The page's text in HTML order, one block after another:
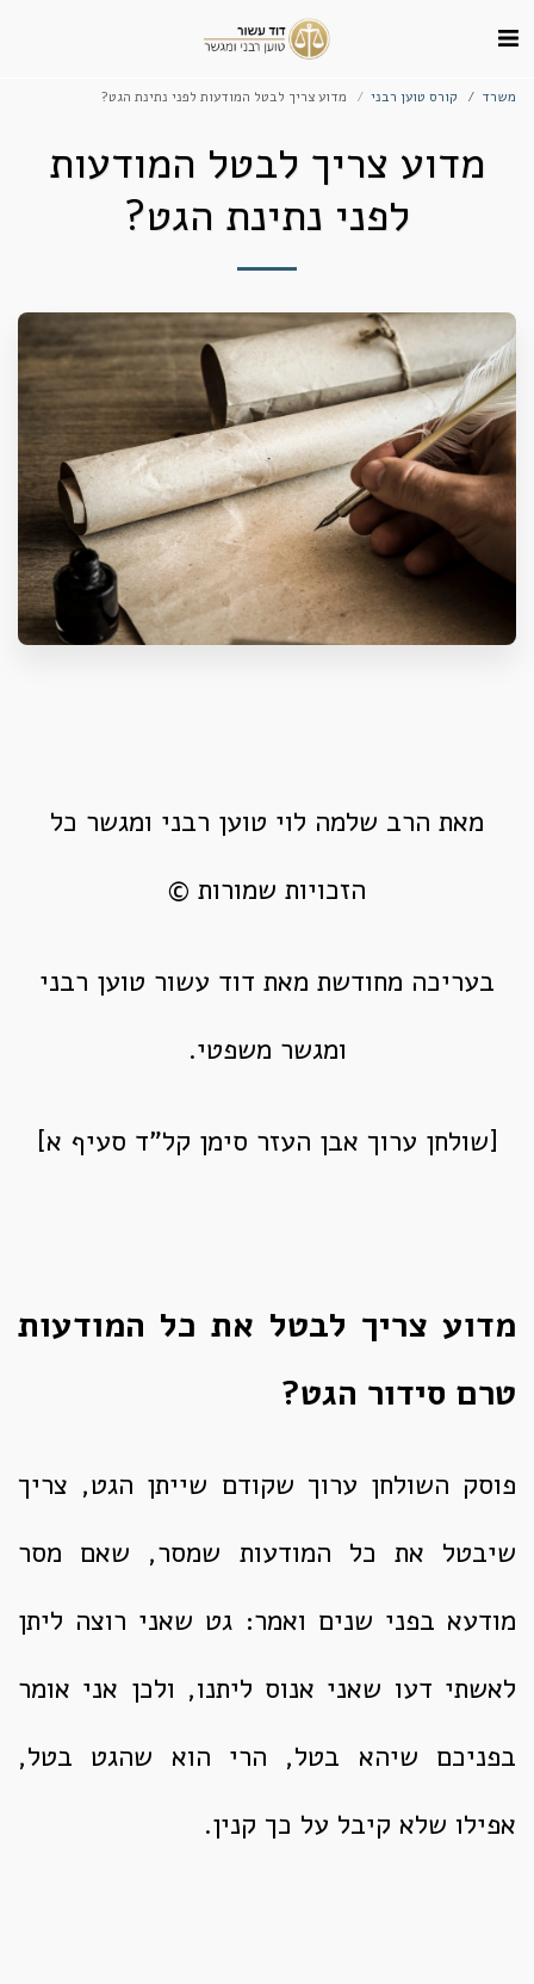
משרד קורס טוען רבני מדוע צריך לבטל המודעות לפני נתינת הגט?
מדוע צריך לבטל המודעות
לפני נתינת הגט?
מאת הרב שלמה לוי טוען רבני ומגשר כל
הזכויות שמורות ©
בעריכה מחודשת מאת דוד עשור טוען רבני
ומגשר משפטי.
[שולחן ערוך אבן העזר סימן קל"ד סעיף א]
מדוע צריך לבטל את כל המודעות
טרם סידור הגט?
פוסק השולחן ערוך שקודם שייתן הגט, צריך
שיבטל את כל המודעות שמסר, שאם מסר
מודעא בפני שנים ואמר: גט שאני רוצה ליתן
לאשתי דעו שאני אנוס ליתנו, ולכן אני אומר
בפניכם שיהא בטל, הרי הוא שהגט בטל,
אפילו שלא קיבל על כך קנין.